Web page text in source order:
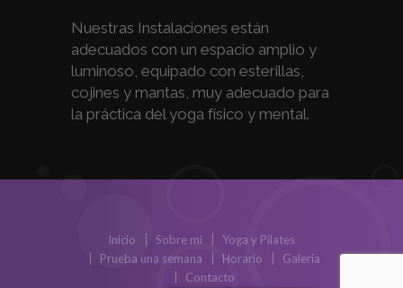
Nuestras Instalaciones están
adecuados con un espacio amplio y
luminoso, equipado con esterillas,
cojines y mantas, muy adecuado para
la práctica del yoga físico y mental.
Inicio Sobre mi
Yoga y Pilates
Prueba una semana
Horario
Galería
Contacto